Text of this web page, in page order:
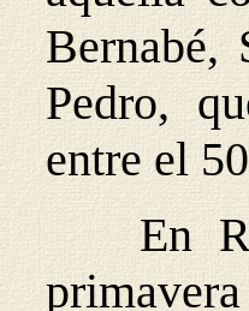
Bernabé,
Pedro,
entre el
En